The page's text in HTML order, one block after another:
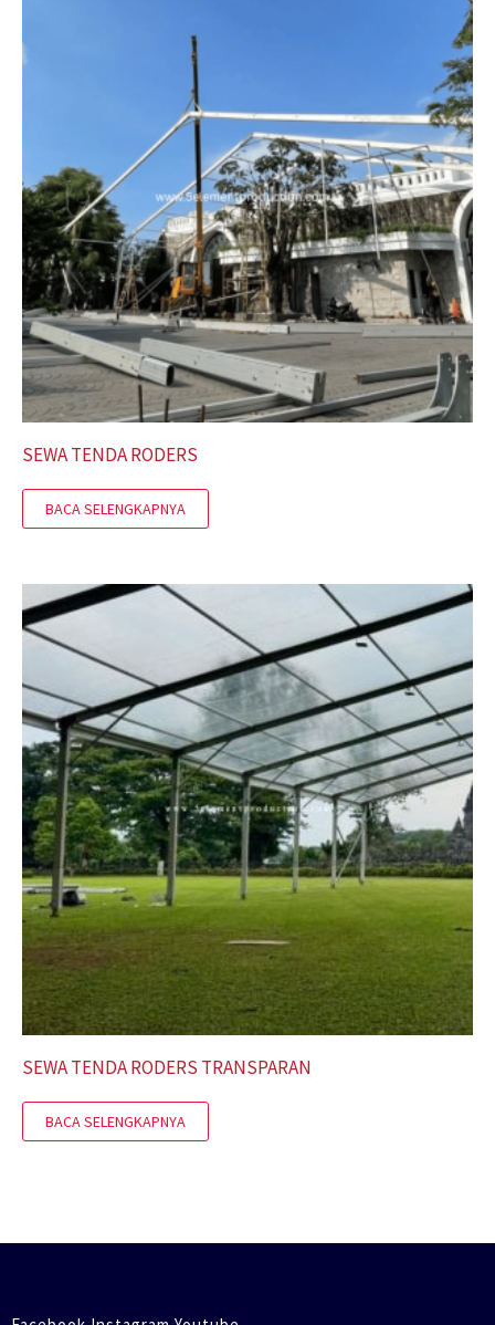
SEWA TENDA RODERS
BACA SELENGKAPNYA
SEWA TENDA RODERS TRANSPARAN
BACA SELENGKAPNYA